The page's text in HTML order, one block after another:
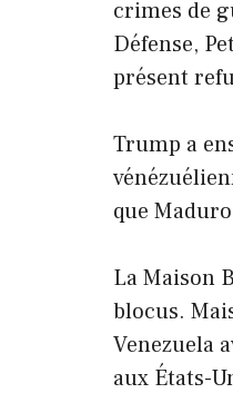
crimes de
Défense,
présent
Trump a
que
La Maison
blocus.
Venezuela
aux États-